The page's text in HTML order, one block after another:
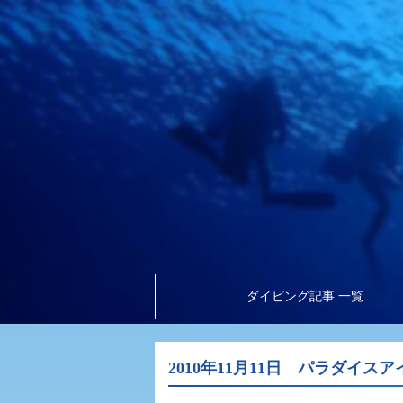
ダイビング記事 一覧
2010年11月11日 パラダイスア